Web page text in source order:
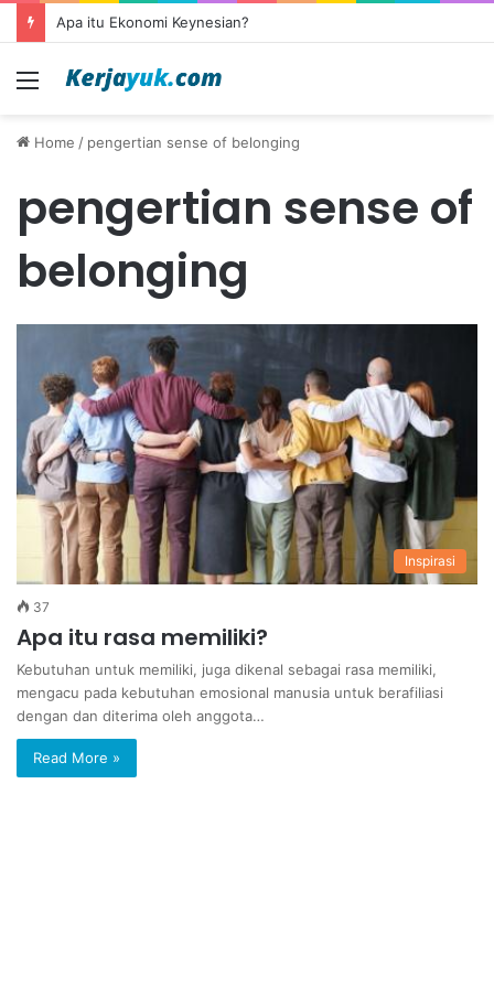
Apa itu Ekonomi Keynesian?
Menu
Home / pengertian sense of belonging
pengertian sense of
belonging
Inspirasi
37
Apa itu rasa memiliki?
Kebutuhan untuk memiliki, juga dikenal sebagai rasa memiliki,
mengacu pada kebutuhan emosional manusia untuk berafiliasi
dengan dan diterima oleh anggota…
Read More »